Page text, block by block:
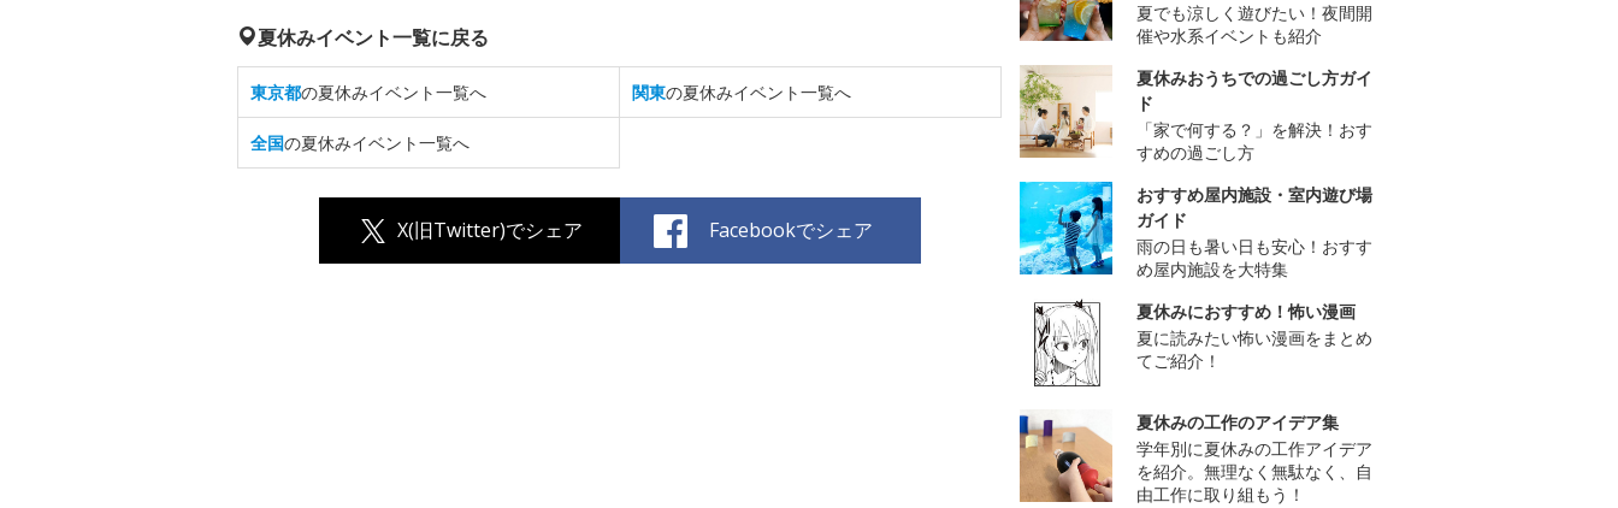
夏休みイベント一覧に戻る
東京都の夏休みイベント一覧へ 関東の夏休みイベント一覧へ
全国の夏休みイベント一覧へ
X(旧Twitter)でシェア Facebookでシェア
夏でも涼しく遊びたい！夜間開
催や水系イベントも紹介
夏休みおうちでの過ごし方ガイ
ド
「家で何する？」を解決！おす
すめの過ごし方
おすすめ屋内施設・室内遊び場
ガイド
雨の日も暑い日も安心！おすす
め屋内施設を大特集
夏休みにおすすめ！怖い漫画
夏に読みたい怖い漫画をまとめ
てご紹介！
夏休みの工作のアイデア集
学年別に夏休みの工作アイデア
を紹介。無理なく無駄なく、自
由工作に取り組もう！